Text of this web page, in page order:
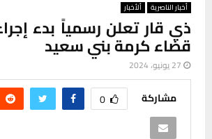
أخبار الناصرية ألأخبار
ذي قار تعلن رسمياً بدء
قضاء كرمة بني سعيد
27 يونيو، 2024
مشاركة 0